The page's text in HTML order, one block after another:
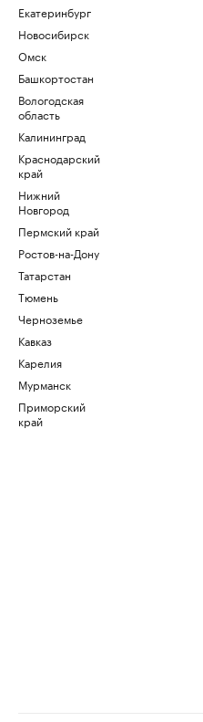
Екатеринбург
Новосибирск
Омск
Башкортостан
Вологодская
область
Калининград
Краснодарский
край
Нижний
Новгород
Пермский край
Ростов-на-Дону
Татарстан
Тюмень
Черноземье
Кавказ
Карелия
Мурманск
Приморский
край